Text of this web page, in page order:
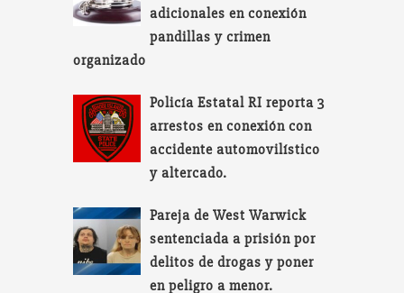
adicionales en conexión
pandillas y crimen
organizado
Policía Estatal RI reporta 3
arrestos en conexión con
accidente automovilístico
y altercado.
Pareja de West Warwick
sentenciada a prisión por
delitos de drogas y poner
en peligro a menor.